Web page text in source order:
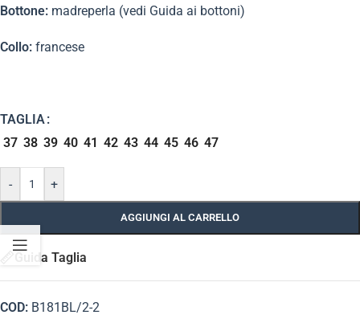
Bottone: madreperla (vedi Guida ai bottoni)
Collo: francese
TAGLIA
37 38 39 40 41 42 43 44 45 46 47
- +
AGGIUNGI AL CARRELLO
Guida Taglia
COD: B181BL/2-2